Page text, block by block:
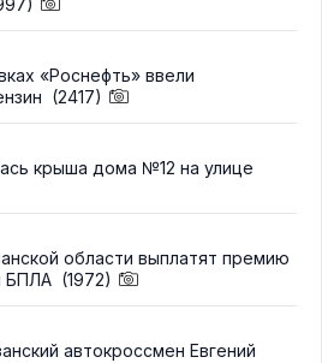
«Роснефть» ввели
(2417)
крыша дома №12 на улице
области выплатят премию
БПЛА (1972)
автокроссмен Евгений